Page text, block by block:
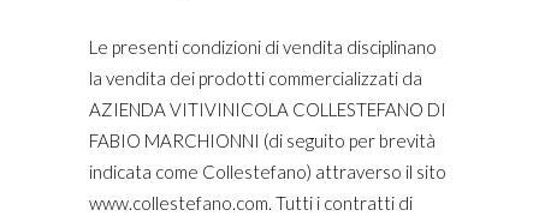
Le presenti condizioni di vendita disciplinano
la vendita dei prodotti commercializzati da
AZIENDA VITIVINICOLA COLLESTEFANO DI
FABIO MARCHIONNI (di seguito per brevità
indicata come Collestefano) attraverso il sito
www.collestefano.com. Tutti i contratti di